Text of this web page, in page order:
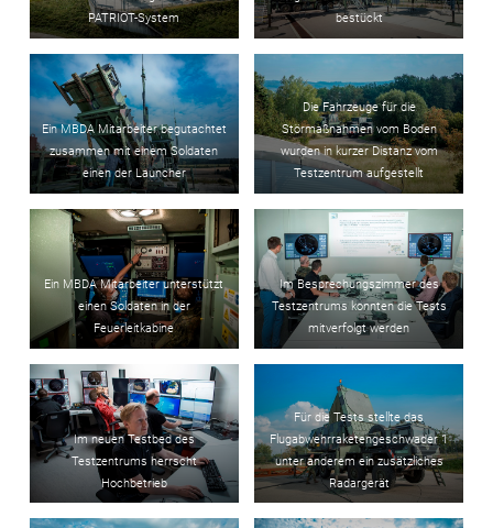
PATRIOT-System
bestückt
Ein MBDA Mitarbeiter begutachtet
zusammen mit einem Soldaten
einen der Launcher
Die Fahrzeuge für die
Störmaßnahmen vom Boden
wurden in kurzer Distanz vom
Testzentrum aufgestellt
Ein MBDA Mitarbeiter unterstützt
einen Soldaten in der
Feuerleitkabine
Im Besprechungszimmer des
Testzentrums konnten die Tests
mitverfolgt werden
Im neuen Testbed des
Testzentrums herrscht
Hochbetrieb
Für die Tests stellte das
Flugabwehrraketengeschwader 1
unter anderem ein zusätzliches
Radargerät